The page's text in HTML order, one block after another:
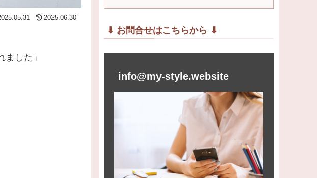
2025.06.30
した」
⬇︎ お問合せはこちらから ⬇︎
info@my-style.website